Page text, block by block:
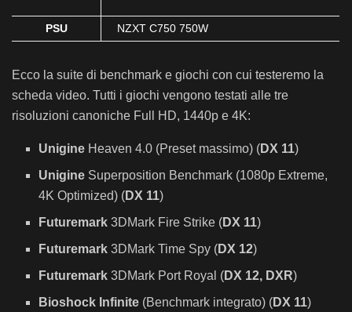
PSU NZXT C750 750W
Monitor LG 27UK650
Razer Blackwidow Lite Mercury Edition
OS Windows 10 Pro for WS x64 20H2
Ecco la suite di benchmark e giochi con cui testeremo la
scheda video. Tutti i giochi vengono testati alle tre
risoluzioni canoniche Full HD, 1440p e 4K:
Unigine Heaven 4.0 (Preset massimo) (DX 11)
Unigine Superposition Benchmark (1080p Extreme,
4K Optimized) (DX 11)
Futuremark 3DMark Fire Strike (DX 11)
Futuremark 3DMark Time Spy (DX 12)
Futuremark 3DMark Port Royal (DX 12, DXR)
Bioshock Infinite (Benchmark integrato) (DX 11)